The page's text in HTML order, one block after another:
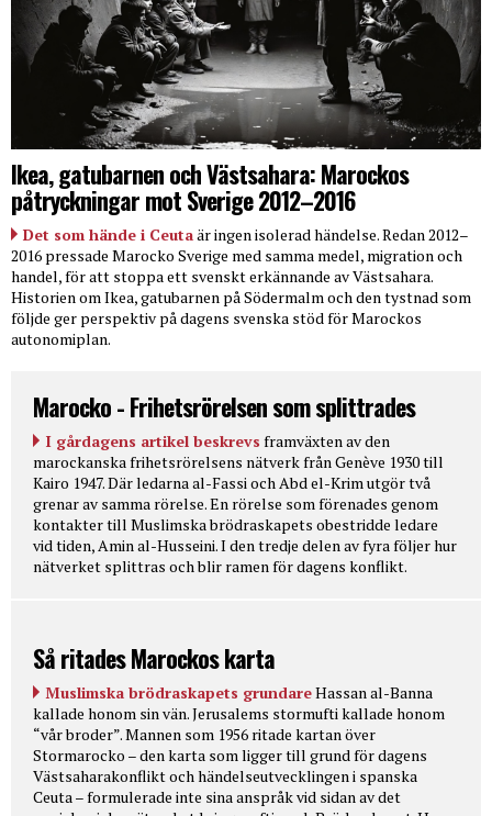
Ikea, gatubarnen och Västsahara: Marockos
påtryckningar mot Sverige 2012–2016
Det som hände i Ceutaär ingen isolerad händelse. Redan 2012–
2016 pressade Marocko Sverige med samma medel, migration och
handel, för att stoppa ett svenskt erkännande av Västsahara.
Historien om Ikea, gatubarnen på Södermalm och den tystnad som
följde ger perspektiv på dagens svenska stöd för Marockos
autonomiplan.
Marocko - Frihetsrörelsen som splittrades
I gårdagens artikel beskrevs framväxten av den
marockanska frihetsrörelsens nätverk från Genève 1930 till
Kairo 1947. Där ledarna al-Fassi och Abd el-Krim utgör två
grenar av samma rörelse. En rörelse som förenades genom
kontakter till Muslimska brödraskapets obestridde ledare
vid tiden, Amin al-Husseini. I den tredje delen av fyra följer hur
nätverket splittras och blir ramen för dagens konflikt.
Så ritades Marockos karta
Muslimska brödraskapets grundareHassan al-Banna
kallade honom sin vän. Jerusalems stormufti kallade honom
“vår broder”. Mannen som 1956 ritade kartan över
Stormarocko – den karta som ligger till grund för dagens
Västsaharakonflikt och händelseutvecklingen i spanska
Ceuta – formulerade inte sina anspråk vid sidan av det